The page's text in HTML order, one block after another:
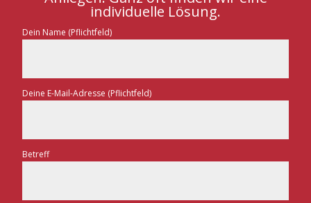
individuelle Lösung.
Dein Name (Pflichtfeld)
Deine E-Mail-Adresse (Pflichtfeld)
Betreff